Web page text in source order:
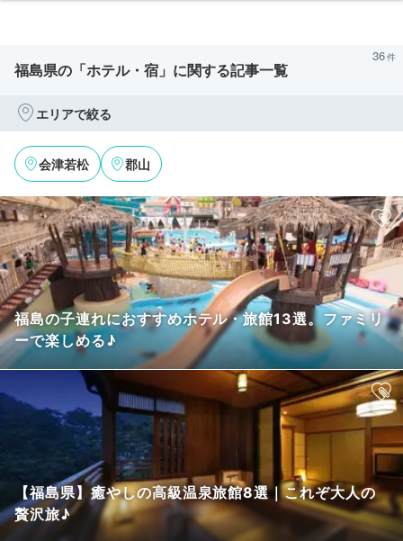
福島県の「ホテル・宿」に関する記事一覧
36
エリアで絞る
会津若松 郡山
福島の子連れにおすすめホテル・旅館13選。ファミリ
ーで楽しめる♪
【福島県】癒やしの高級温泉旅館8選｜これぞ大人の
贅沢旅♪